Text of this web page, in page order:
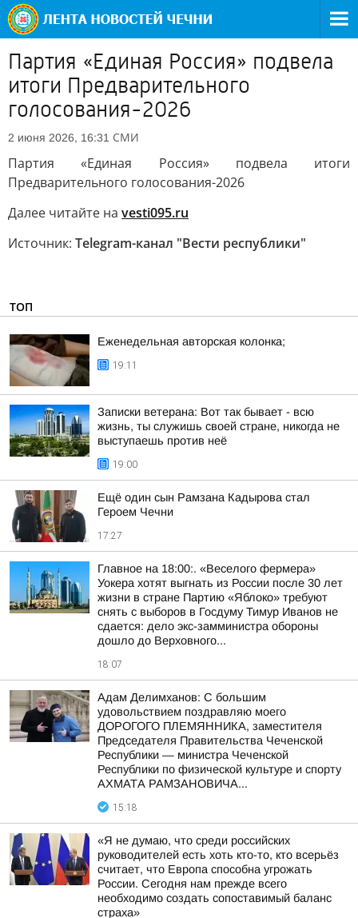
Партия «Единая Россия» подвела
итоги Предварительного
голосования-2026
2 июня 2026, 16:31 СМИ
Партия «Единая Россия» подвела итоги
Предварительного голосования-2026
Далее читайте на vesti095.ru
Источник: Telegram-канал "Вести республики"
ТОП
Еженедельная авторская колонка;
19:11
Записки ветерана: Вот так бывает - всю
жизнь, ты служишь своей стране, никогда не
выступаешь против неё
19:00
Ещё один сын Рамзана Кадырова стал
Героем Чечни
17:27
Главное на 18:00:. «Веселого фермера»
Уокера хотят выгнать из России после 30 лет
жизни в стране Партию «Яблоко» требуют
снять с выборов в Госдуму Тимур Иванов не
сдается: дело экс-замминистра обороны
дошло до Верховного...
18:07
Адам Делимханов: С большим
удовольствием поздравляю моего
ДОРОГОГО ПЛЕМЯННИКА, заместителя
Председателя Правительства Чеченской
Республики — министра Чеченской
Республики по физической культуре и спорту
АХМАТА РАМЗАНОВИЧА...
15:18
«Я не думаю, что среди российских
руководителей есть хоть кто-то, кто всерьёз
считает, что Европа способна угрожать
России. Сегодня нам прежде всего
необходимо создать сопоставимый баланс
страха»